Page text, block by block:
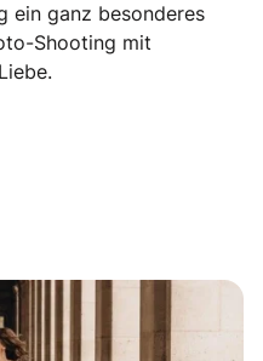
ein ganz besonderes
Shooting mit